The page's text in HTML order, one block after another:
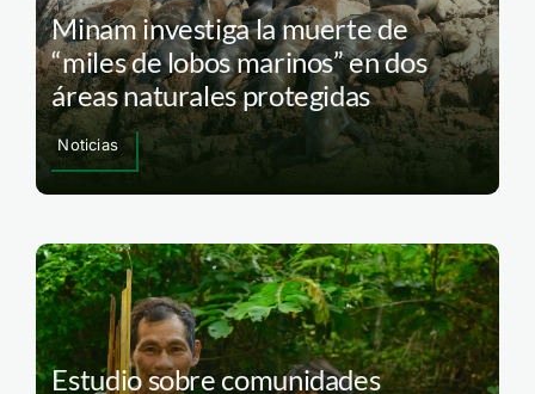
Minam investiga la muerte de
“miles de lobos marinos” en dos
áreas naturales protegidas
Noticias
Estudio sobre comunidades